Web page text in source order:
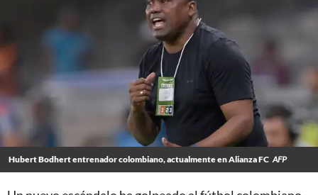
Hubert Bodhert entrenador colombiano, actualmente en Alianza FC AFP